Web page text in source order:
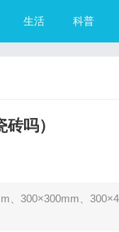
生活 科普
吗）
、300×300mm、